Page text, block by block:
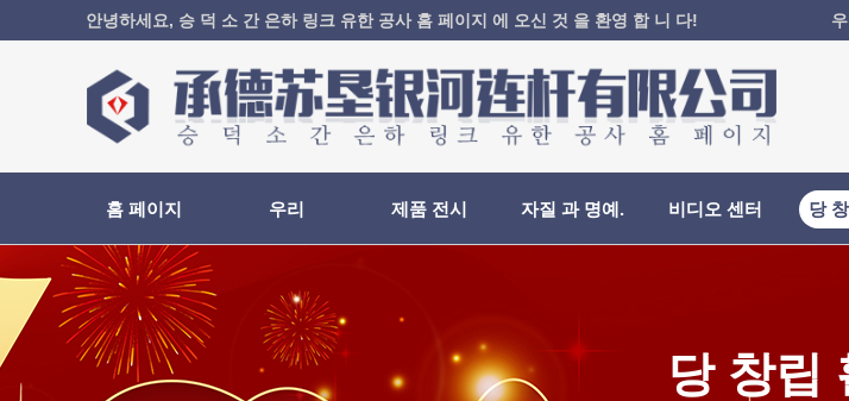
안녕하세요, 승 덕 소 간 은하 링크 유한 공사 홈 페이지 에 오신 것 을 환영 합 니 다! 우
홈 페이지 우리 제품 전시 자질 과 명예. 비디오 센터 당
당 창립